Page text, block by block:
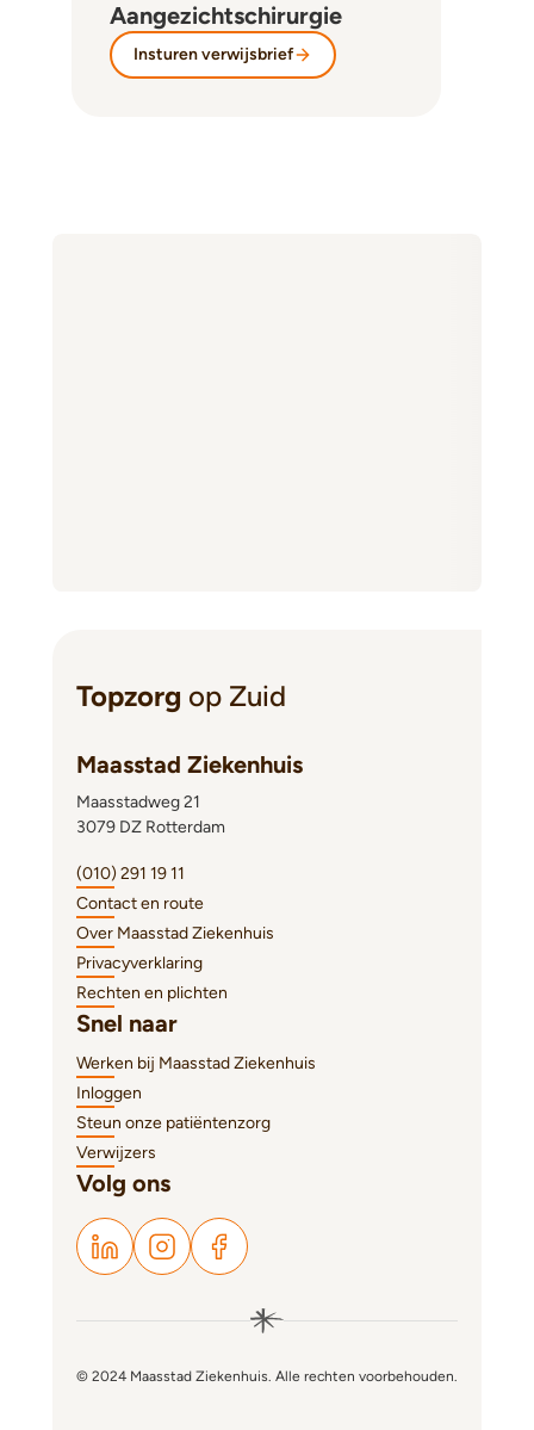
Aangezichtschirurgie
Insturen verwijsbrief
Topzorg op Zuid
Maasstad Ziekenhuis
Maasstadweg 21
3079 DZ Rotterdam
(010) 291 19 11
Contact en route
Over Maasstad Ziekenhuis
Privacyverklaring
Rechten en plichten
Snel naar
Werken bij Maasstad Ziekenhuis
Inloggen
Steun onze patiëntenzorg
Verwijzers
Volg ons
© 2024 Maasstad Ziekenhuis. Alle rechten voorbehouden.